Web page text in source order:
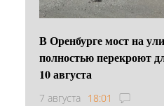
В Оренбурге мост на
полностью перекроют
10 августа
7 августа 18:01